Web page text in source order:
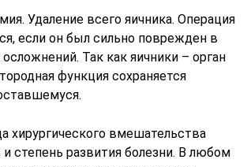
Удаление всего яичника. Операция
если он был сильно поврежден в
осложнений. Так как яичники – орган
функция сохраняется
хирургического вмешательства
степень развития болезни. В любом